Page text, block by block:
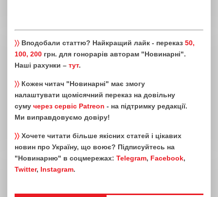
〉〉 Вподобали статтю? Найкращий лайк - переказ 50,
100, 200 грн. для гонорарів авторам "Новинарні".
Наші рахунки – тут.
〉〉 Кожен читач "Новинарні" має змогу
налаштувати щомісячний переказ на довільну
суму через сервіс Patreon - на підтримку редакції.
Ми виправдовуємо довіру!
〉〉 Хочете читати більше якісних статей і цікавих
новин про Україну, що воює? Підписуйтесь на
"Новинарню" в соцмережах: Telegram, Facebook,
Twitter, Instagram.